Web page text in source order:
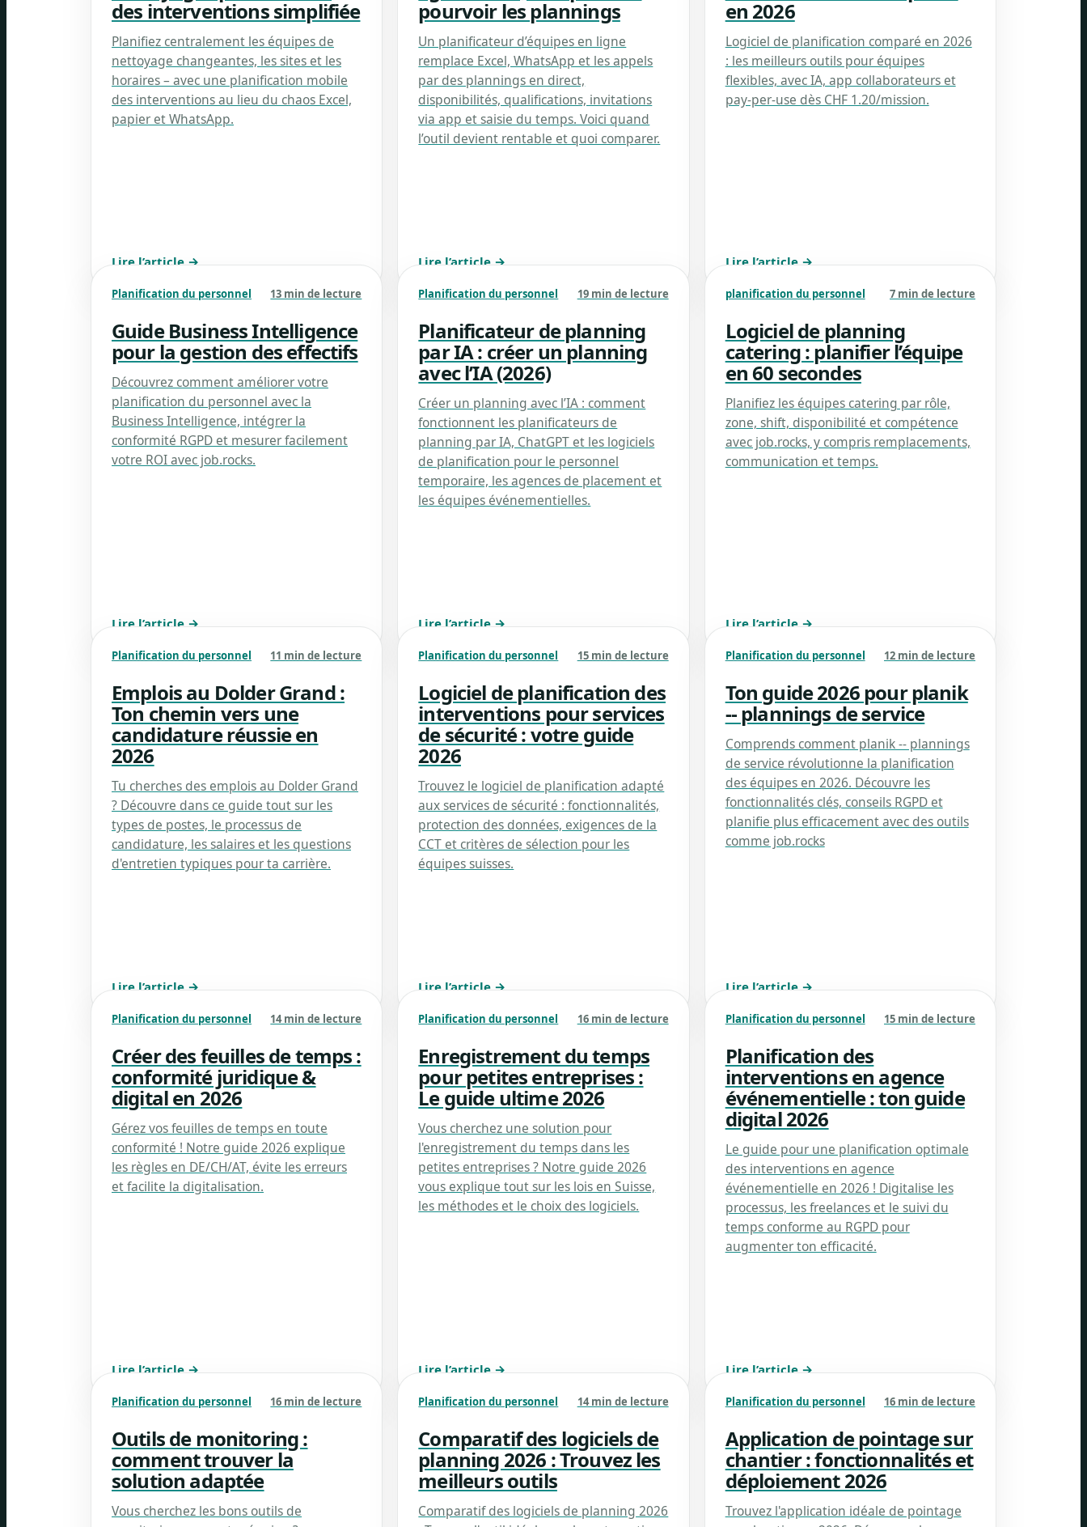
des interventions simplifiée
Planifiez centralement les équipes de
nettoyage changeantes, les sites et les
horaires – avec une planification mobile
des interventions au lieu du chaos Excel,
papier et WhatsApp.
Lire l’article →
pourvoir les plannings
Un planificateur d’équipes en ligne
remplace Excel, WhatsApp et les appels
par des plannings en direct,
disponibilités, qualifications, invitations
via app et saisie du temps. Voici quand
l’outil devient rentable et quoi comparer.
Lire l’article →
en 2026
Logiciel de planification comparé en 2026
: les meilleurs outils pour équipes
flexibles, avec IA, app collaborateurs et
pay-per-use dès CHF 1.20/mission.
Lire l’article →
Planification du personnel 13 min de lecture
Guide Business Intelligence
pour la gestion des effectifs
Découvrez comment améliorer votre
planification du personnel avec la
Business Intelligence, intégrer la
conformité RGPD et mesurer facilement
votre ROI avec job.rocks.
Lire l’article →
Planification du personnel 19 min de lecture
Planificateur de planning
par IA : créer un planning
avec l’IA (2026)
Créer un planning avec l’IA : comment
fonctionnent les planificateurs de
planning par IA, ChatGPT et les logiciels
de planification pour le personnel
temporaire, les agences de placement et
les équipes événementielles.
Lire l’article →
planification du personnel 7 min de lecture
Logiciel de planning
catering : planifier l’équipe
en 60 secondes
Planifiez les équipes catering par rôle,
zone, shift, disponibilité et compétence
avec job.rocks, y compris remplacements,
communication et temps.
Lire l’article →
Planification du personnel 11 min de lecture
Emplois au Dolder Grand :
Ton chemin vers une
candidature réussie en
2026
Tu cherches des emplois au Dolder Grand
? Découvre dans ce guide tout sur les
types de postes, le processus de
candidature, les salaires et les questions
d'entretien typiques pour ta carrière.
Lire l’article →
Planification du personnel 15 min de lecture
Logiciel de planification des
interventions pour services
de sécurité : votre guide
2026
Trouvez le logiciel de planification adapté
aux services de sécurité : fonctionnalités,
protection des données, exigences de la
CCT et critères de sélection pour les
équipes suisses.
Lire l’article →
Planification du personnel 12 min de lecture
Ton guide 2026 pour planik
-- plannings de service
Comprends comment planik -- plannings
de service révolutionne la planification
des équipes en 2026. Découvre les
fonctionnalités clés, conseils RGPD et
planifie plus efficacement avec des outils
comme job.rocks
Lire l’article →
Planification du personnel 14 min de lecture
Créer des feuilles de temps :
conformité juridique &
digital en 2026
Gérez vos feuilles de temps en toute
conformité ! Notre guide 2026 explique
les règles en DE/CH/AT, évite les erreurs
et facilite la digitalisation.
Lire l’article →
Planification du personnel 16 min de lecture
Enregistrement du temps
pour petites entreprises :
Le guide ultime 2026
Vous cherchez une solution pour
l'enregistrement du temps dans les
petites entreprises ? Notre guide 2026
vous explique tout sur les lois en Suisse,
les méthodes et le choix des logiciels.
Lire l’article →
Planification du personnel 15 min de lecture
Planification des
interventions en agence
événementielle : ton guide
digital 2026
Le guide pour une planification optimale
des interventions en agence
événementielle en 2026 ! Digitalise les
processus, les freelances et le suivi du
temps conforme au RGPD pour
augmenter ton efficacité.
Lire l’article →
Planification du personnel 16 min de lecture
Outils de monitoring :
comment trouver la
solution adaptée
Vous cherchez les bons outils de
Planification du personnel 14 min de lecture
Comparatif des logiciels de
planning 2026 : Trouvez les
meilleurs outils
Comparatif des logiciels de planning 2026
Planification du personnel 16 min de lecture
Application de pointage sur
chantier : fonctionnalités et
déploiement 2026
Trouvez l'application idéale de pointage